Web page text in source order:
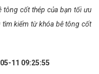
tông cốt thép của bạn tối ưu
kiếm từ khóa bê tông cốt
11 09:25:55